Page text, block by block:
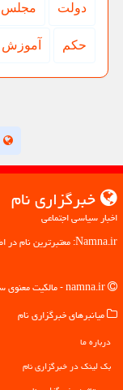
دولت مجلس
حكم آموزش
خبرگزاری نام
اخبار سیاسی اجتماعی
Namna.ir: معتبرترین نام در اطلاع رسانی اخبار سیاسی و اجتماعی، گامی مطمئن به سوی آگاهی
میانبرهای خبرگزاری نام
درباره ما
بک لینک در خبرگزاری نام